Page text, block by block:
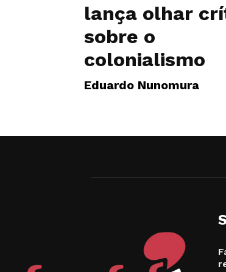
lança olhar
sobre o
colonialismo
Eduardo Nunomura